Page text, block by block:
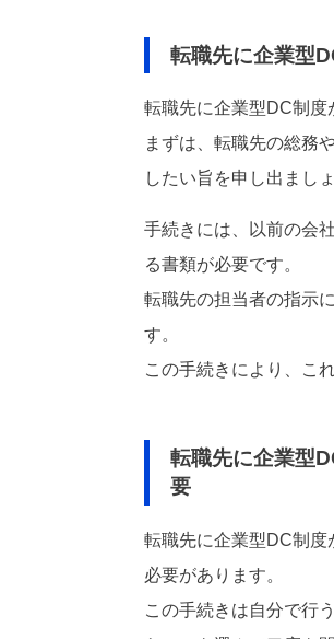
転職先に企業型
転職先に企業型DC制度
まずは、転職先の総務
したい旨を申し出ましょ
手続きには、以前の会
る書類が必要です。
転職先の担当者の指示
す。
この手続きにより、こ
転職先に企業型
要
転職先に企業型DC制度
必要があります。
この手続きは自分で行